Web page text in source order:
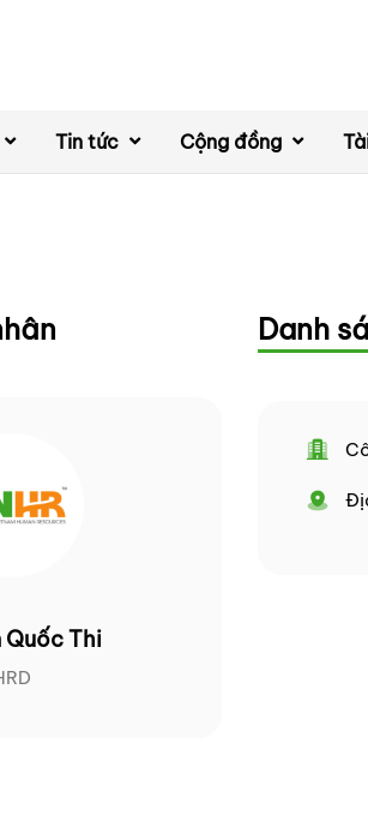
Tin tức Cộng đồng
Quốc Thi
Danh